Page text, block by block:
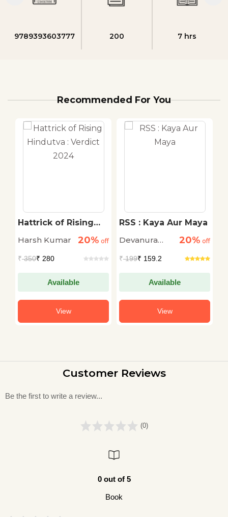
9789393603777 200 7 hrs
Recommended For You
Hattrick of Rising
2024
Harsh Kumar 20% off
₹350₹ 280
Available
View
RSS : Kaya Aur Maya
Devanura
20% off
₹199₹ 159.2
Available
View
Customer Reviews
Be the first to write a review...
(0)
0 out of 5
Book